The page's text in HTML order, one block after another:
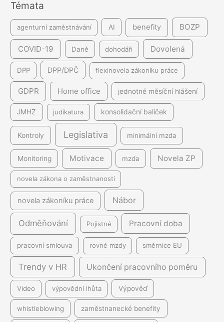
íTémata
agenturní zaměstnávání AI benefity BOZP
COVID-19 Daně dohodáři Dovolená
DPP DPP/DPČ flexinovela zákoníku práce
GDPR Home office jednotné měsíční hlášení
JMHZ judikatura konsolidační balíček
Kontroly Legislativa minimální mzda
Monitoring Motivace mzda Novela ZP
novela zákona o zaměstnanosti
novela zákoníku práce Nábor
Odměňování Pojistné Pracovní doba
pracovní smlouva rovné mzdy směrnice EU
Trendy v HR Ukončení pracovního poměru
Video výpovědní lhůta Výpověď
whistleblowing zaměstnanecké benefity